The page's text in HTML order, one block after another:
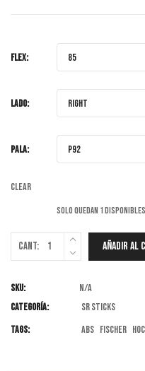
FLEX:
LADO:
PALA:
Clear
Solo quedan 1 disponibles
Cant: Añadir Al
SKU:
N/A
Categoría:
SR Sticks
Tags:
ABS FISCHER